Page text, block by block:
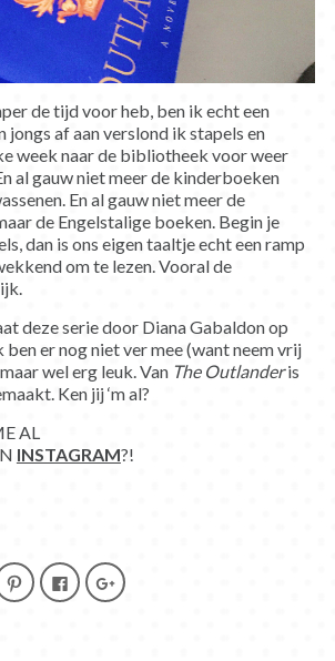
de tijd voor heb, ben ik echt een
jongs af aan verslond ik stapels en
week naar de bibliotheek voor weer
al gauw niet meer de kinderboeken
En al gauw niet meer de
de Engelstalige boeken. Begin je
dan is ons eigen taaltje echt een ramp
om te lezen. Vooral de
deze serie door Diana Gabaldon op
er nog niet ver mee (want neem vrij
wel erg leuk. Van The Outlanderis
Ken jij ‘m al?
AL
INSTAGRAM?!
Klik
om
op
Klik
om
te
Klik
om
op